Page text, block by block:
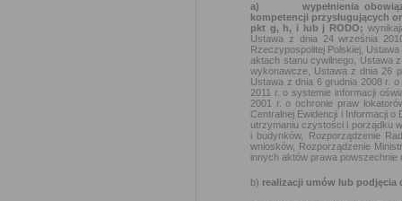
a) wypełnienia
kompetencji przysługujących
pkt g, h, i lub j RODO;
Ustawa z dnia 24 września
Rzeczypospolitej Polskiej,
aktach stanu cywilnego, Ustawa
wykonawcze, Ustawa z dnia 26
Ustawa z dnia 6 grudnia 2008 r.
2011 r. o systemie informacji
2001 r. o ochronie praw
Centralnej Ewidencji i Informacji
utrzymaniu czystości i porządku
i budynków, Rozporządzenie
wniosków, Rozporządzenie
innych aktów prawa
b) realizacji umów lub podjęcia